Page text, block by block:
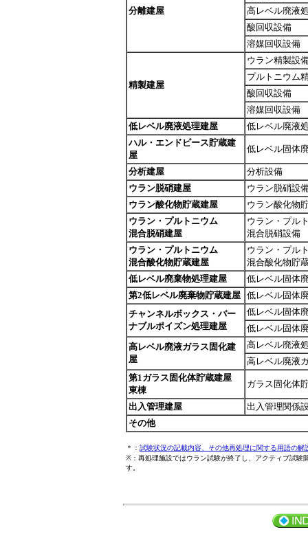
分離建屋
高レベル廃液
酸回収設備
溶媒回収設備
精製建屋
ウラン精製設
プルトニウム
酸回収設備
溶媒回収設備
低レベル廃液処理建屋
低レベル廃液
ハル・エンドピース貯蔵建
屋
低レベル固体
分析建屋
分析設備
ウラン脱硝建屋
ウラン脱硝設
ウラン酸化物貯蔵建屋
ウラン酸化物
ウラン・プルトニウム
混合脱硝建屋
ウラン・プル
混合脱硝設備
ウラン・プルトニウム
混合酸化物貯蔵建屋
ウラン・プル
混合酸化物貯
低レベル廃棄物処理建屋
低レベル固体
第2低レベル廃棄物貯蔵建屋 低レベル固体
チャンネルボックス・バー
ナブルポイズン処理建屋
低レベル固体
低レベル固体
高レベル廃液ガラス固化建
屋
高レベル廃液
高レベル廃液
第1ガラス固化体貯蔵建屋
東棟
ガラス固化体
出入管理建屋
出入管理関係
その他
＊： 試験状況の記載内容、その他再処理に関する用語の
※：再処理施設ではウラン試験が終了し、アクティブ試験
す。